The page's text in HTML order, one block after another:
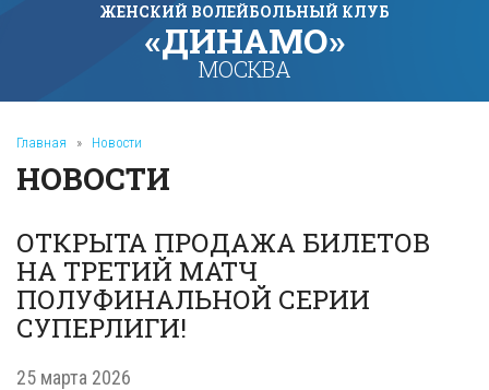
ЖЕНСКИЙ ВОЛЕЙБОЛЬНЫЙ КЛУБ
«ДИНАМО»
МОСКВА
Главная » Новости
НОВОСТИ
ОТКРЫТА ПРОДАЖА БИЛЕТОВ
НА ТРЕТИЙ МАТЧ
ПОЛУФИНАЛЬНОЙ СЕРИИ
СУПЕРЛИГИ!
25 марта 2026